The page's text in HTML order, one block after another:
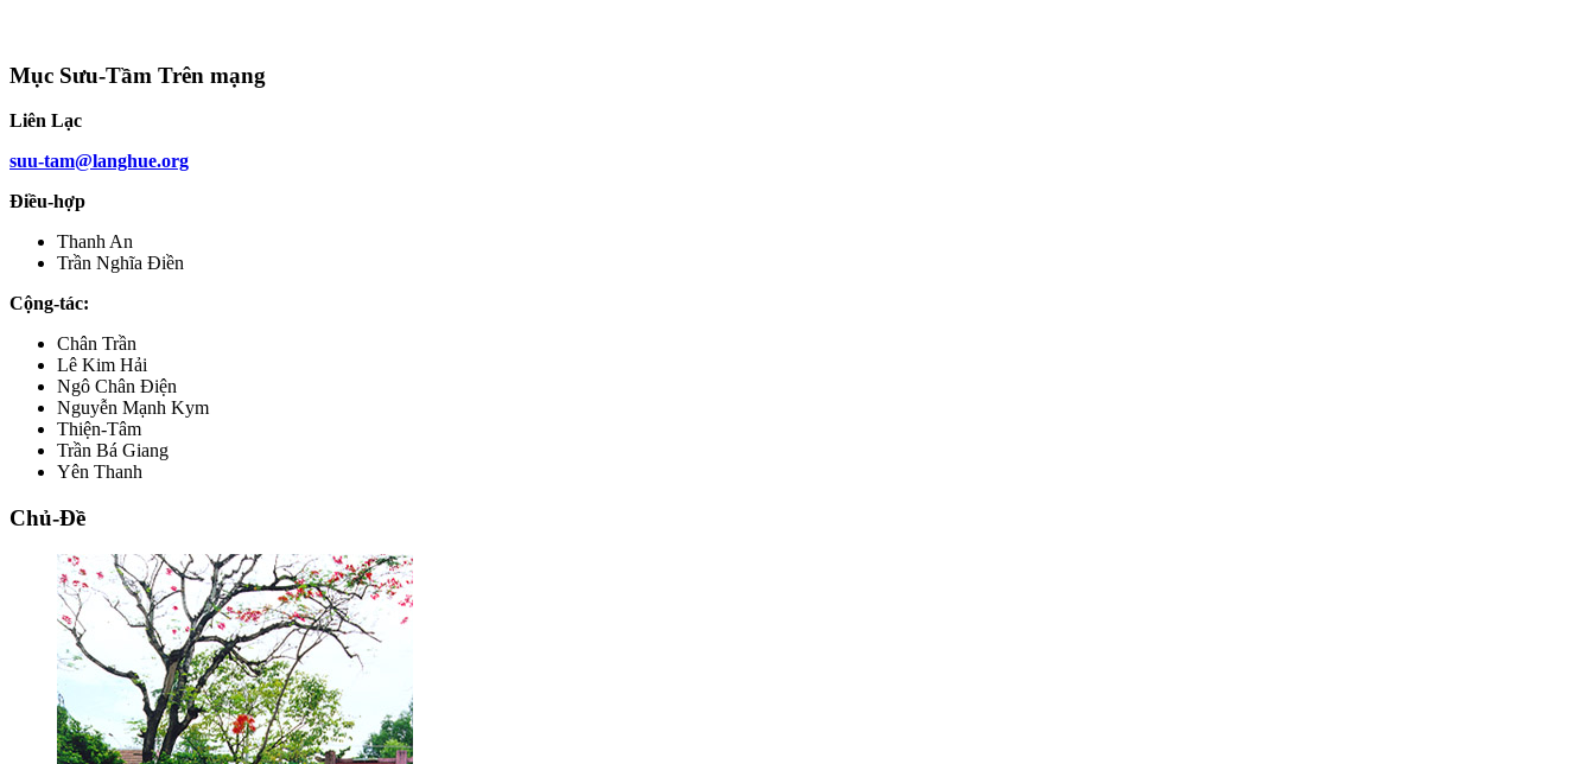
Mục Sưu-Tầm Trên mạng
Liên Lạc
suu-tam@langhue.org
Điều-hợp
Thanh An
Trần Nghĩa Điền
Cộng-tác:
Chân Trần
Lê Kim Hải
Ngô Chân Điện
Nguyễn Mạnh Kym
Thiện-Tâm
Trần Bá Giang
Yên Thanh
Chủ-Đề